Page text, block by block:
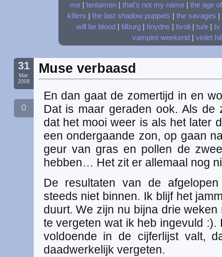
me| tentamen| that's not my name| the age
killers
the last shadow puppets the savages
will be blood
tilburg| tinydns tivoli| tu/e| tv
vampire weekend
violet
31
Mar
2008
0
Muse verbaasd
En dan gaat de zomertijd in en
Dat is maar geraden ook. Als de
dat het mooi weer is als het later
een ondergaande zon, op gaan
geur van gras en pollen de
hebben… Het zit er allemaal nog
De resultaten van de
steeds niet binnen. Ik blijf het
duurt. We zijn nu bijna drie
te vergeten wat ik heb ingevuld :).
voldoende in de cijferlijst valt,
daadwerkelijk vergeten.